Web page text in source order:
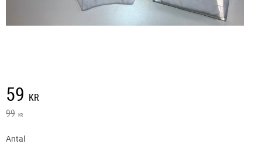
Nedsatt pris:
59 KR
Ordinarie pris:
99 KR
Antal